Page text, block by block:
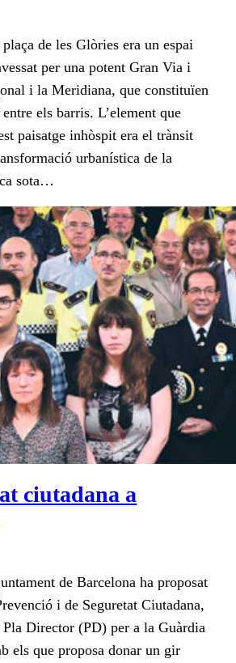
de les Glòries era un espai
per una potent Gran Via i
i la Meridiana, que constituïen
els barris. L’element que
paisatge inhòspit era el trànsit
urbanística de la
sota…
ciutadana a
de Barcelona ha proposat
i de Seguretat Ciutadana,
Pla Director (PD) per a la Guàrdia
els que proposa donar un gir